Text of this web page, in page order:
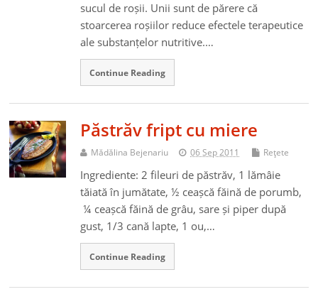
sucul de roșii. Unii sunt de părere că
stoarcerea roșiilor reduce efectele terapeutice
ale substanțelor nutritive.…
Continue Reading
Păstrăv fript cu miere
Mădălina Bejenariu 06 Sep 2011 Reţete
Ingrediente: 2 fileuri de păstrăv, 1 lămâie
tăiată în jumătate, ½ ceașcă făină de porumb,
¼ ceașcă făină de grâu, sare și piper după
gust, 1/3 cană lapte, 1 ou,…
Continue Reading